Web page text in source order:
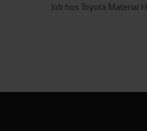
Job hos Toyota Material